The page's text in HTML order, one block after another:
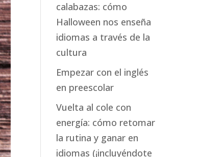
calabazas: cómo
Halloween nos enseña
idiomas a través de la
cultura
Empezar con el inglés
en preescolar
Vuelta al cole con
energía: cómo retomar
la rutina y ganar en
idiomas (¡incluyéndote